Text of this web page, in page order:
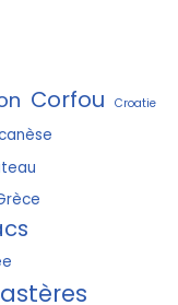
Corfou Croatie